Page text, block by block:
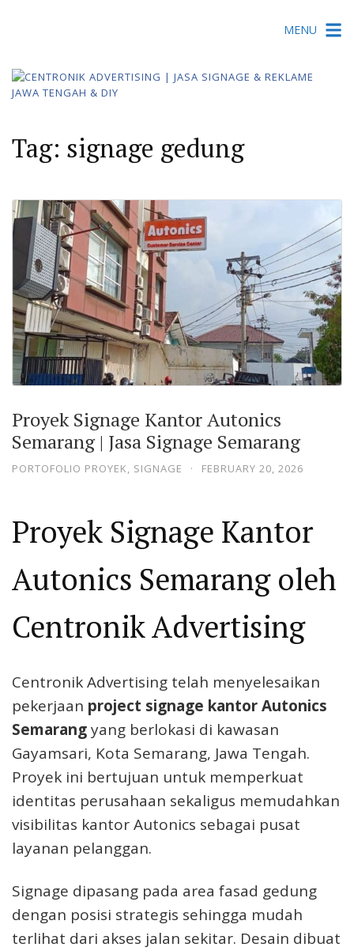
MENU
Tag: signage gedung
Proyek Signage Kantor Autonics
Semarang | Jasa Signage Semarang
PORTOFOLIO PROYEK SIGNAGE · FEBRUARY 20, 2026
Proyek Signage Kantor
Autonics Semarang oleh
Centronik Advertising
Centronik Advertising telah menyelesaikan
pekerjaan project signage kantor Autonics
Semarangyang berlokasi di kawasan
Gayamsari, Kota Semarang, Jawa Tengah.
Proyek ini bertujuan untuk memperkuat
identitas perusahaan sekaligus memudahkan
visibilitas kantor Autonics sebagai pusat
layanan pelanggan.
Signage dipasang pada area fasad gedung
dengan posisi strategis sehingga mudah
terlihat dari akses jalan sekitar. Desain dibuat